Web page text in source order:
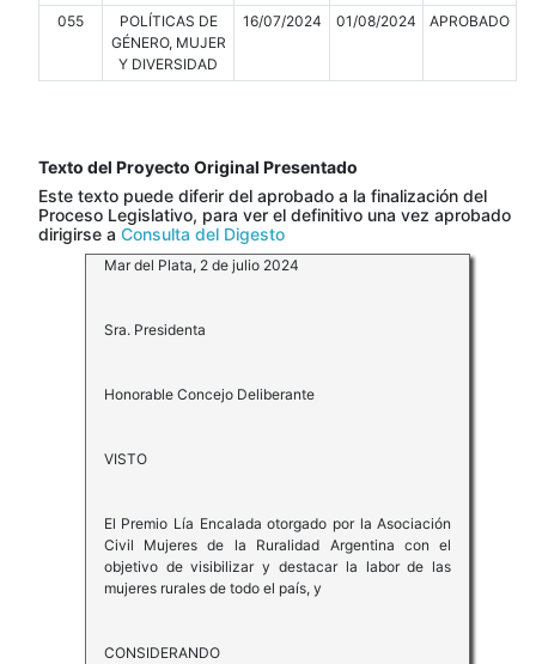
055
POLÍTICAS DE
GÉNERO, MUJER
Y DIVERSIDAD
16/07/2024 01/08/2024 APROBADO
Texto del Proyecto Original Presentado
Este texto puede diferir del aprobado a la finalización del
Proceso Legislativo, para ver el definitivo una vez aprobado
dirigirse a Consulta del Digesto
Mar del Plata, 2 de julio 2024
Sra. Presidenta
Honorable Concejo Deliberante
VISTO
El Premio Lía Encalada otorgado por la Asociación
Civil Mujeres de la Ruralidad Argentina con el
objetivo de visibilizar y destacar la labor de las
mujeres rurales de todo el país, y
CONSIDERANDO